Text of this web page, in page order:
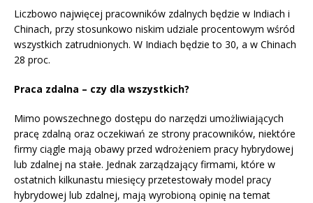
Liczbowo najwięcej pracowników zdalnych będzie w Indiach i
Chinach, przy stosunkowo niskim udziale procentowym wśród
wszystkich zatrudnionych. W Indiach będzie to 30, a w Chinach
28 proc.
Praca zdalna – czy dla wszystkich?
Mimo powszechnego dostępu do narzędzi umożliwiających
pracę zdalną oraz oczekiwań ze strony pracowników, niektóre
firmy ciągle mają obawy przed wdrożeniem pracy hybrydowej
lub zdalnej na stałe. Jednak zarządzający firmami, które w
ostatnich kilkunastu miesięcy przetestowały model pracy
hybrydowej lub zdalnej, mają wyrobioną opinię na temat